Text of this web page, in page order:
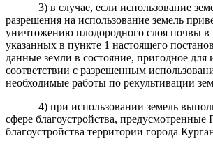
3) в случае, если использование
разрешения на использование земель
уничтожению плодородного слоя почвы в
указанных в пункте 1 настоящего
данные земли в состояние, пригодное для
соответствии с разрешенным
необходимые работы по рекультивации
4) при использовании земель
сфере благоустройства, предусмотренные
благоустройства территории города